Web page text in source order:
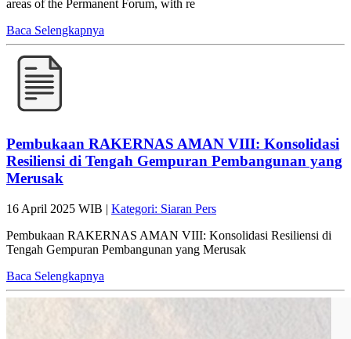
areas of the Permanent Forum, with re
Baca Selengkapnya
Pembukaan RAKERNAS AMAN VIII: Konsolidasi
Resiliensi di Tengah Gempuran Pembangunan yang
Merusak
16 April 2025 WIB | Kategori: Siaran Pers
Pembukaan RAKERNAS AMAN VIII: Konsolidasi Resiliensi di
Tengah Gempuran Pembangunan yang Merusak
Baca Selengkapnya